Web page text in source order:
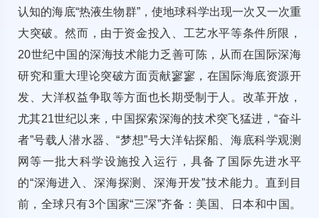
认知的海底“热液生物群”，使地球科学出现一次又一次重
大突破。然而，由于资金投入、工艺水平等条件所限，
20世纪中国的深海技术能力乏善可陈，从而在国际深海
研究和重大理论突破方面贡献寥寥，在国际海底资源开
发、大洋权益争取等方面也长期受制于人。改革开放，
尤其21世纪以来，中国探索深海的技术突飞猛进，“奋斗
者”号载人潜水器、“梦想”号大洋钻探船、海底科学观测
网等一批大科学设施投入运行，具备了国际先进水平
的“深海进入、深海探测、深海开发”技术能力。直到目
前，全球只有3个国家“三深”齐备：美国、日本和中国。